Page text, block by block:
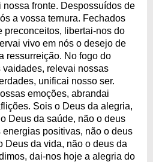
nossa fronte. Despossuídos de
a vossa ternura. Fechados
preconceitos, libertai-nos do
vivo em nós o desejo de
ressurreição. No fogo do
relevai nossas
unificai nosso ser.
emoções, abrandai
Sois o Deus da alegria,
Deus da saúde, não o deus
positivas, não o deus
Deus da vida, não o deus da
dai-nos hoje a alegria do